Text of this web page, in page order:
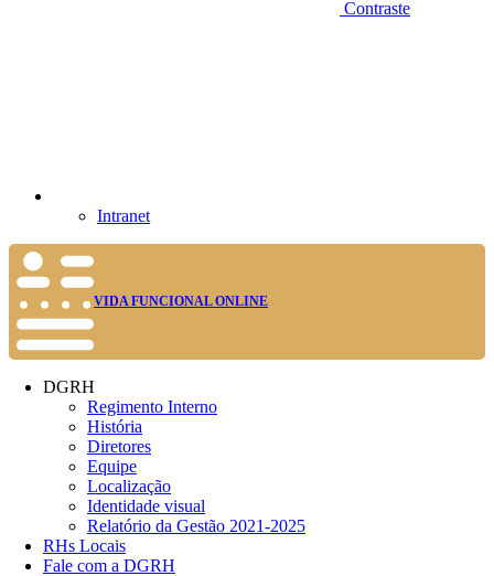
Contraste
Intranet
VIDA FUNCIONAL ONLINE
DGRH
Regimento Interno
História
Diretores
Equipe
Localização
Identidade visual
Relatório da Gestão 2021-2025
RHs Locais
Fale com a DGRH